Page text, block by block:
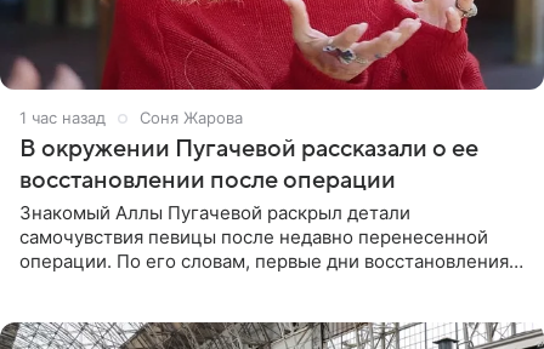
1 час назад Соня Жарова
В окружении Пугачевой рассказали о ее
восстановлении после операции
Знакомый Аллы Пугачевой раскрыл детали
самочувствия певицы после недавно перенесенной
операции. По его словам, первые дни восстановления